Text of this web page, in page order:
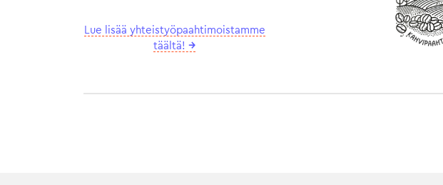
Lue lisää yhteistyöpaahtimoistamme
täältä! →